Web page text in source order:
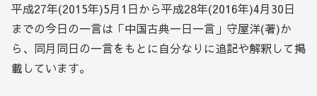
平成27年(2015年)5月1日から平成28年(2016年)4月30日
までの今日の一言は「中国古典一日一言」守屋洋(著)か
ら、同月同日の一言をもとに自分なりに追記や解釈して掲
載しています。